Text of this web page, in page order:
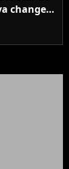
changer